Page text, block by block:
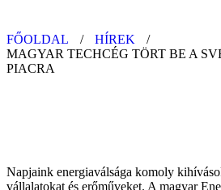
FŐOLDAL / HÍREK
/
MAGYAR TECHCÉG TÖRT BE A
PIACRA
Napjaink energiaválsága komoly
vállalatokat és erőműveket. A magyar